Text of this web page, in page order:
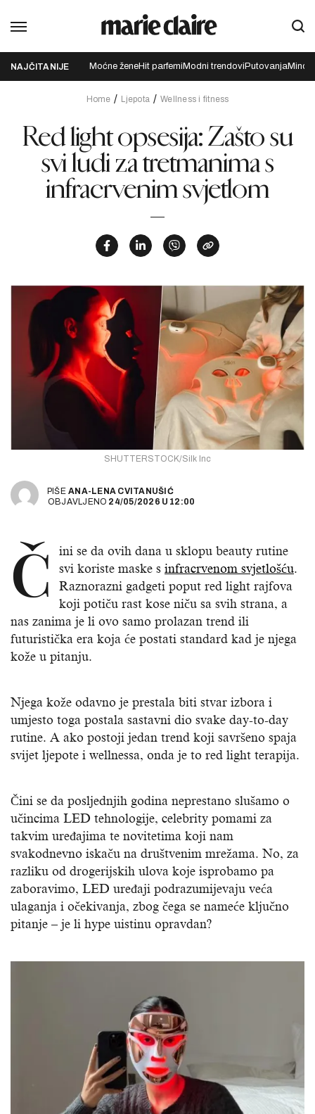
NAJČITANIJE Moćne ženeHit parfemi Modni trendovi Putovanja
Home Ljepota Wellness i fitness
Red light opsesija: Zašto su
svi ludi za tretmanima s
infracrvenim svjetlom
SHUTTERSTOCK/Silk Inc
PIŠEANA-LENA CVITANUŠIĆ
OBJAVLJENO 24/05/2026 U 12:00
Č
ini se da ovih dana u sklopu beauty rutine
svi koriste maske s infracrvenom svjetlošću.
Raznorazni gadgeti poput red light rajfova
koji potiču rast kose niču sa svih strana, a
nas zanima je li ovo samo prolazan trend ili
futuristička era koja će postati standard kad je njega
kože u pitanju.
Njega kože odavno je prestala biti stvar izbora i
umjesto toga postala sastavni dio svake day-to-day
rutine. A ako postoji jedan trend koji savršeno spaja
svijet ljepote i wellnessa, onda je to red light terapija.
Čini se da posljednjih godina neprestano slušamo o
učincima LED tehnologije, celebrity pomami za
takvim uređajima te novitetima koji nam
svakodnevno iskaču na društvenim mrežama. No, za
razliku od drogerijskih ulova koje isprobamo pa
zaboravimo, LED uređaji podrazumijevaju veća
ulaganja i očekivanja, zbog čega se nameće ključno
pitanje – je li hype uistinu opravdan?